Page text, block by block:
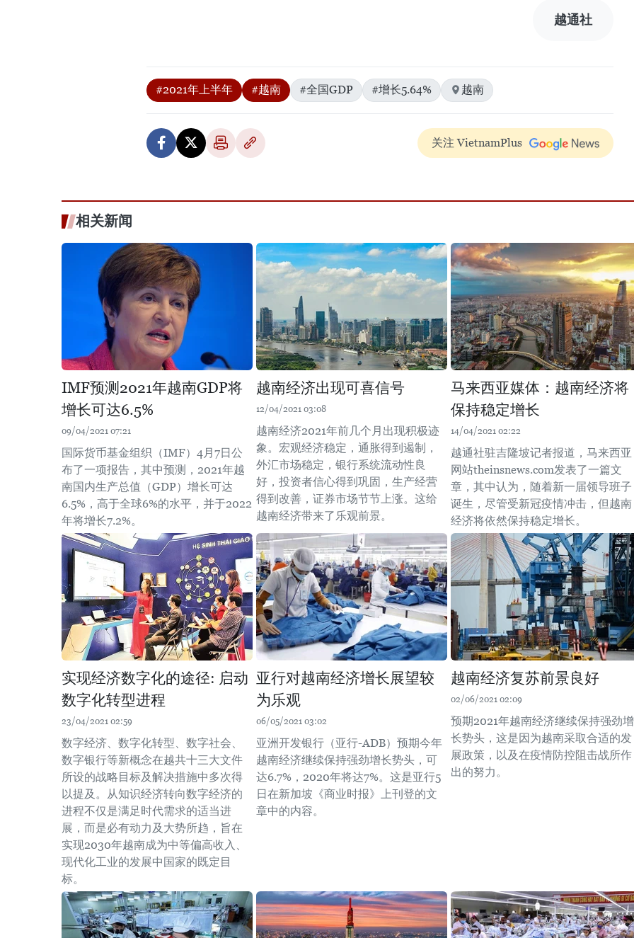
越通社
#2021年上半年 #越南 #全国GDP #增长5.64% 越南
关注 VietnamPlus
相关新闻
IMF预测2021年越南GDP将
增长可达6.5%
09/04/2021 07:21
国际货币基金组织（IMF）4月7日公
布了一项报告，其中预测，2021年越
南国内生产总值（GDP）增长可达
6.5%，高于全球6%的水平，并于2022
年将增长7.2%。
越南经济出现可喜信号
12/04/2021 03:08
越南经济2021年前几个月出现积极迹
象。宏观经济稳定，通胀得到遏制，
外汇市场稳定，银行系统流动性良
好，投资者信心得到巩固，生产经营
得到改善，证券市场节节上涨。这给
越南经济带来了乐观前景。
马来西亚媒体：越南经济将
保持稳定增长
14/04/2021 02:22
越通社驻吉隆坡记者报道，马来西亚
网站theinsnews.com发表了一篇文
章，其中认为，随着新一届领导班子
诞生，尽管受新冠疫情冲击，但越南
经济将依然保持稳定增长。
实现经济数字化的途径: 启动
数字化转型进程
23/04/2021 02:59
数字经济、数字化转型、数字社会、
数字银行等新概念在越共十三大文件
所设的战略目标及解决措施中多次得
以提及。从知识经济转向数字经济的
进程不仅是满足时代需求的适当进
展，而是必有动力及大势所趋，旨在
实现2030年越南成为中等偏高收入、
现代化工业的发展中国家的既定目
标。
亚行对越南经济增长展望较
为乐观
06/05/2021 03:02
亚洲开发银行（亚行-ADB）预期今年
越南经济继续保持强劲增长势头，可
达6.7%，2020年将达7%。这是亚行5
日在新加坡《商业时报》上刊登的文
章中的内容。
越南经济复苏前景良好
02/06/2021 02:09
预期2021年越南经济继续保持强劲增
长势头，这是因为越南采取合适的发
展政策，以及在疫情防控阻击战所作
出的努力。